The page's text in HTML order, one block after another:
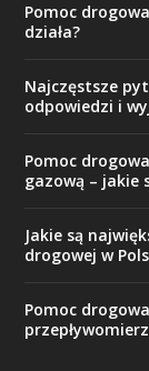
Pomoc
działa?
Najczęstsze
odpowiedzi i
Pomoc
gazową – jakie
Jakie są
drogowej w
Pomoc